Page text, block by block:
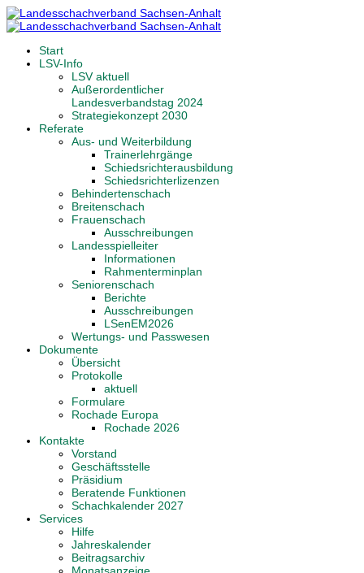
Start
LSV-Info
LSV aktuell
Außerordentlicher
Landesverbandstag 2024
Strategiekonzept 2030
Referate
Aus- und Weiterbildung
Trainerlehrgänge
Schiedsrichterausbildung
Schiedsrichterlizenzen
Behindertenschach
Breitenschach
Frauenschach
Ausschreibungen
Landesspielleiter
Informationen
Rahmenterminplan
Seniorenschach
Berichte
Ausschreibungen
LSenEM2026
Wertungs- und Passwesen
Dokumente
Übersicht
Protokolle
aktuell
Formulare
Rochade Europa
Rochade 2026
Kontakte
Vorstand
Geschäftsstelle
Präsidium
Beratende Funktionen
Schachkalender 2027
Services
Hilfe
Jahreskalender
Beitragsarchiv